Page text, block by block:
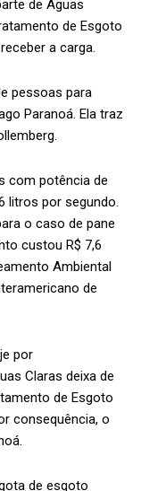
de Águas
de Esgoto
a carga.
pessoas para
Paranoá. Ela traz
com potência de
litros por segundo.
o caso de pane
custou R$ 7,6
Ambiental
de
por
Claras deixa de
de Esgoto
consequência, o
de esgoto